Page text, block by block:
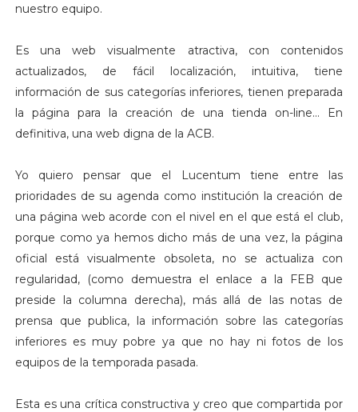
nuestro equipo.
Es una web visualmente atractiva, con contenidos
actualizados, de fácil localización, intuitiva, tiene
información de sus categorías inferiores, tienen preparada
la página para la creación de una tienda on-line... En
definitiva, una web digna de la ACB.
Yo quiero pensar que el Lucentum tiene entre las
prioridades de su agenda como institución la creación de
una página web acorde con el nivel en el que está el club,
porque como ya hemos dicho más de una vez, la página
oficial está visualmente obsoleta, no se actualiza con
regularidad, (como demuestra el enlace a la FEB que
preside la columna derecha), más allá de las notas de
prensa que publica, la información sobre las categorías
inferiores es muy pobre ya que no hay ni fotos de los
equipos de la temporada pasada.
Esta es una crítica constructiva y creo que compartida por